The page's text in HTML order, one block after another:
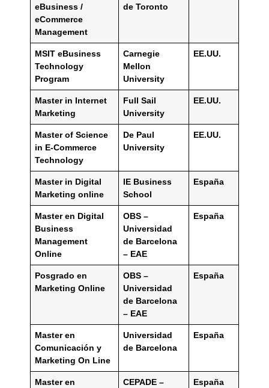
eBusiness /
eCommerce
Management
de Toronto
MSIT eBusiness
Technology
Program
Carnegie
Mellon
University
EE.UU.
Master in Internet
Marketing
Full Sail
University
EE.UU.
Master of Science
in E-Commerce
Technology
De Paul
University
EE.UU.
Master in Digital
Marketing online
IE Business
School
España
Master en Digital
Business
Management
Online
OBS –
Universidad
de Barcelona
– EAE
España
Posgrado en
Marketing Online
OBS –
Universidad
de Barcelona
– EAE
España
Master en
Comunicación y
Marketing On Line
Universidad
de Barcelona
España
Master en
CEPADE –
España